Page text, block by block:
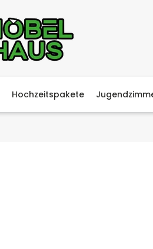
Hochzeitspakete